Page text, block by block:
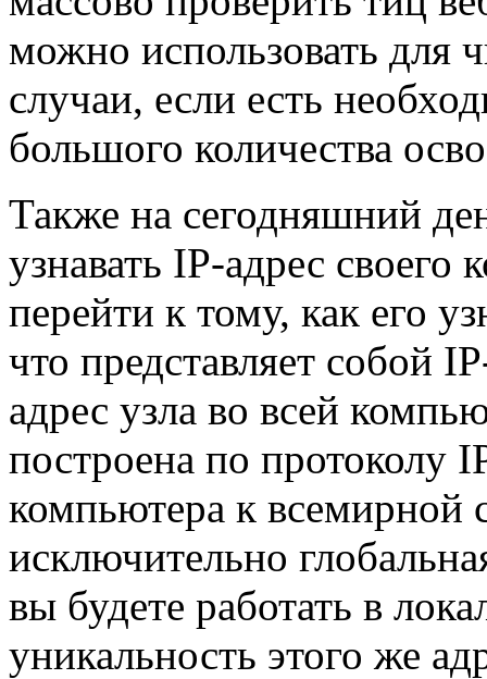
можно использовать для
случаи, если есть
большого количества
Также на сегодняшний
узнавать IP-адрес
перейти к тому, как его
что представляет собой
адрес узла во всей
построена по протоколу
компьютера к всемирной
исключительно
вы будете работать в
уникальность этого же